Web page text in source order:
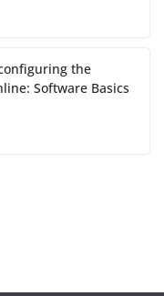
the
Software Basics